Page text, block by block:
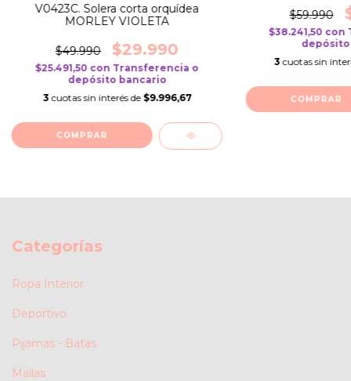
V0423C. Solera corta orquídea
MORLEY VIOLETA
$49.990 $29.990
$25.491,50 con Transferencia o
depósito bancario
3 cuotas sin interés de $9.996,67
COMPRAR
$59.990
$38.241,50 con
3 cuotas sin
COMPRAR
Categorías
Ropa Interior
Deportivo
Pijamas - Batas
Mallas